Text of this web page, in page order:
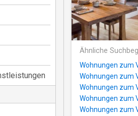
Ähnliche
Wohnungen zum
Wohnungen zum
Wohnungen zum
Wohnungen zum
Wohnungen zum